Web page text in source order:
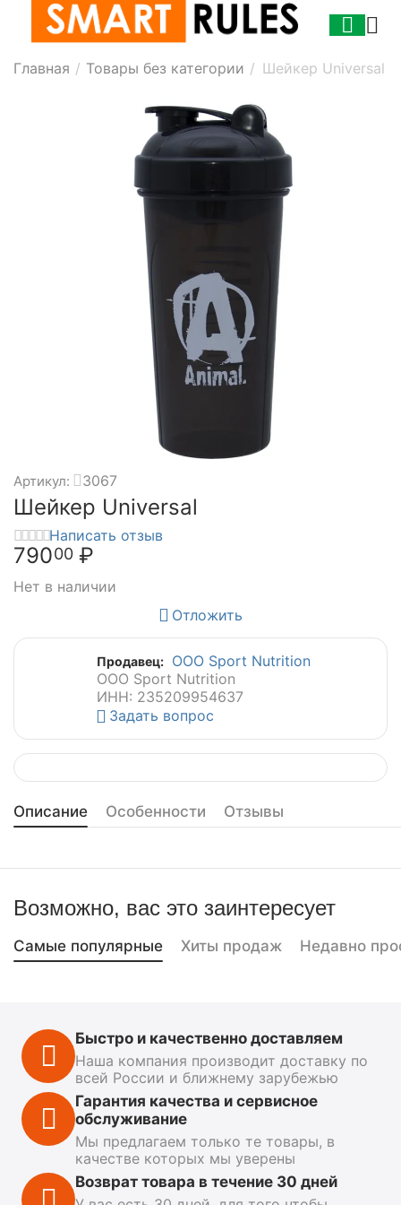
Главная / Товары без категории / Шейкер Universal
Артикул: 3067
Шейкер Universal
Написать отзыв
79000 ₽
Нет в наличии
Отложить
Продавец: ООО Sport Nutrition
ООО Sport Nutrition
ИНН: 235209954637
Задать вопрос
Описание Особенности Отзывы
Возможно, вас это заинтересует
Самые популярные Хиты продаж Недавно
Быстро и качественно доставляем
Наша компания производит доставку по
всей России и ближнему зарубежью
Гарантия качества и сервисное
обслуживание
Мы предлагаем только те товары, в
качестве которых мы уверены
Возврат товара в течение 30 дней